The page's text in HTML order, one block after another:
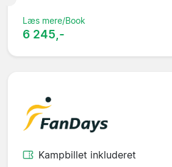
Læs mere/Book
6 245,-
Kampbillet inkluderet